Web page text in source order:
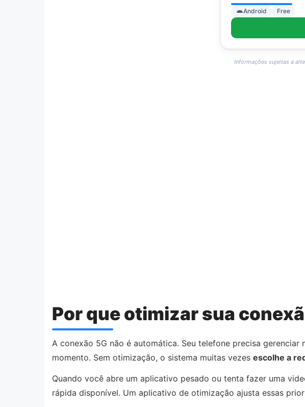
Android Free
Informações sujeitas a
Por que otimizar sua
A conexão 5G não é automática. Seu telefone precisa
momento. Sem otimização, o sistema muitas vezes escolhe a
Quando você abre um aplicativo pesado ou tenta fazer uma
rápida disponível. Um aplicativo de otimização ajusta essas